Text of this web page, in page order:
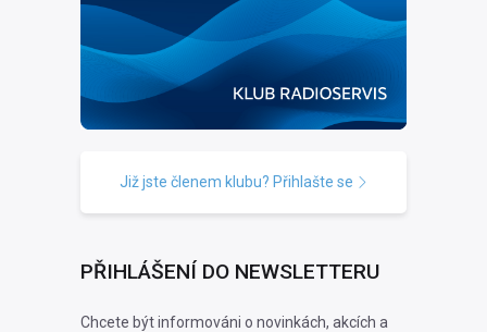
Již jste členem klubu? Přihlašte se
PŘIHLÁŠENÍ DO NEWSLETTERU
Chcete být informováni o novinkách, akcích a